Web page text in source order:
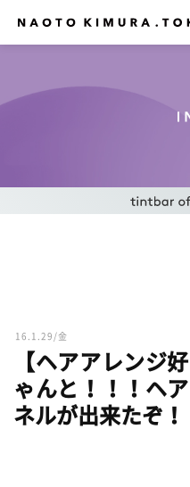
16.1.29/金
【ヘアアレンジ
ゃんと！！！ヘ
ネルが出来たぞ！